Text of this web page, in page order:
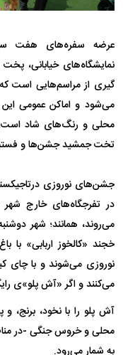
عرضه سفره‌های هفت
نمایشگاه‌های خیابانی،
گیری از مراسم‌هایی است
می‌شود و اماکن عمومی
محلی و رنگ‌های شاد است.
تخت جمشید جشن‌ها و
جشن‌های نوروزی
در تفرجگاه‌های خارج شهر
می‌روند، همانند؛ شهر
خجند «کالخوز اربابی» با
نوروزی می‌شوند و با چای
می‌کنند و اگر «آش پلو»‌ی
آش پلو را با نخود، برنج،
محلی و خروس جنگی -در
به شمار می‌رود.